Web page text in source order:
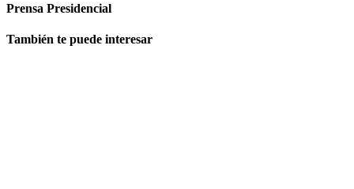
Prensa Presidencial
También te puede interesar